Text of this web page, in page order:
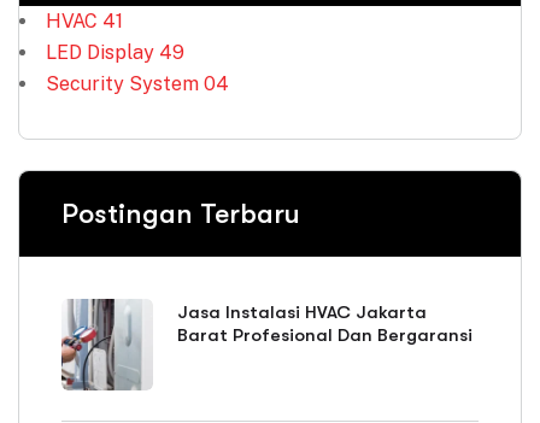
HVAC 41
LED Display 49
Security System 04
Postingan Terbaru
Jasa Instalasi HVAC Jakarta
Barat Profesional Dan Bergaransi